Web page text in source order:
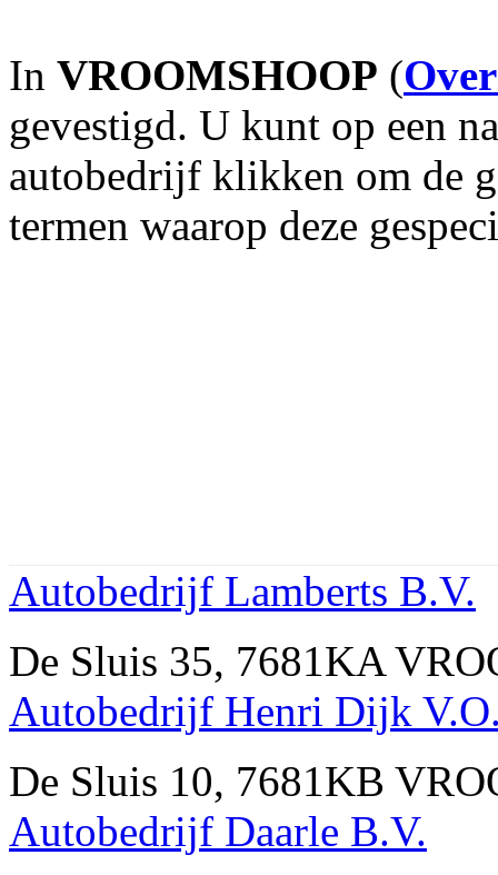
In VROOMSHOOP (
gevestigd. U kunt op een
autobedrijf klikken om de
termen waarop deze
Autobedrijf Lamberts B.V.
De Sluis 35, 7681KA
Autobedrijf Henri Dijk
De Sluis 10, 7681KB
Autobedrijf Daarle B.V.